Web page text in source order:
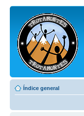
Índice general